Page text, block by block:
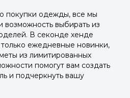
покупки одежды, все мы
выбирать из
В секонде хенде
ежедневные новинки,
из лимитированных
помогут вам создать
и подчеркнуть вашу